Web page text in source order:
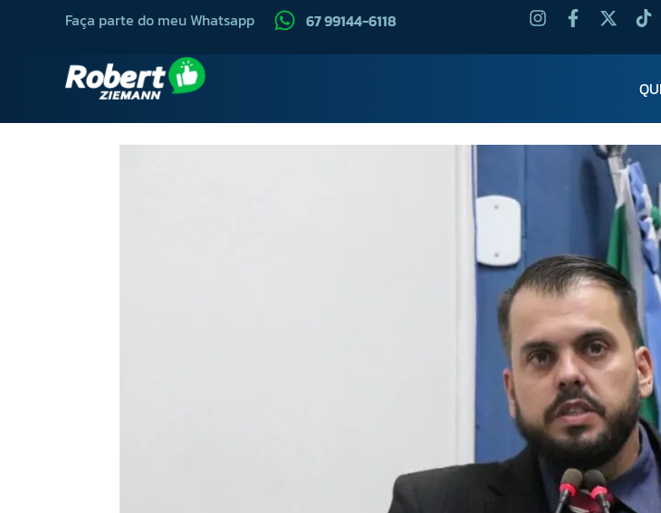
Faça parte do meu Whatsapp 67 99144-6118